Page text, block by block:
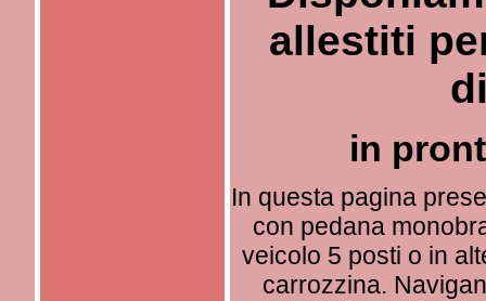
allestiti
in
In questa pagina
con pedana
veicolo 5 posti o in
carrozzina.